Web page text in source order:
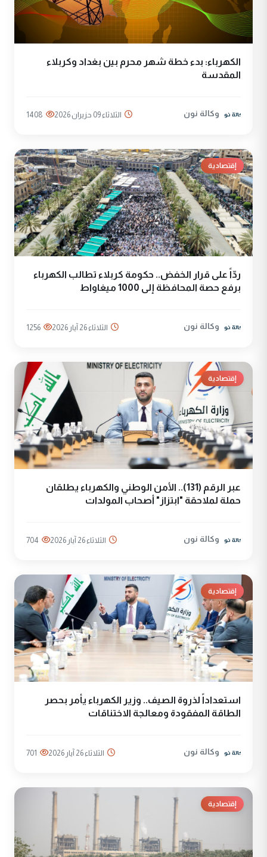
الكهرباء: بدء خطة شهر محرم بين بغداد وكربلاء
المقدسة
وكالة نون الثلاثاء 09 حزيران 2026 1408
إقتصادية
ردّاً على قرار الخفض.. حكومة كربلاء تطالب الكهرباء
برفع حصة المحافظة إلى 1000 ميغاواط
وكالة نون الثلاثاء 26 آيار 2026 1256
إقتصادية
عبر الرقم (131).. الأمن الوطني والكهرباء يطلقان
حملة لملاحقة "ابتزاز" أصحاب المولدات
وكالة نون الثلاثاء 26 آيار 2026 704
إقتصادية
استعداداً لذروة الصيف.. وزير الكهرباء يأمر بحصر
الطاقة المفقودة ومعالجة الاختناقات
وكالة نون الثلاثاء 26 آيار 2026 701
إقتصادية